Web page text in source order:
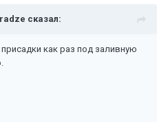
сказал:
как раз под заливную